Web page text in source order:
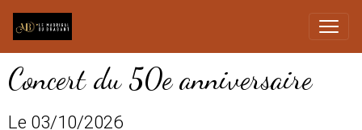
Concert du 50e anniversaire
Le 03/10/2026